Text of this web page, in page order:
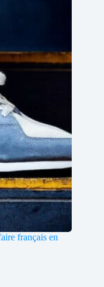
français en